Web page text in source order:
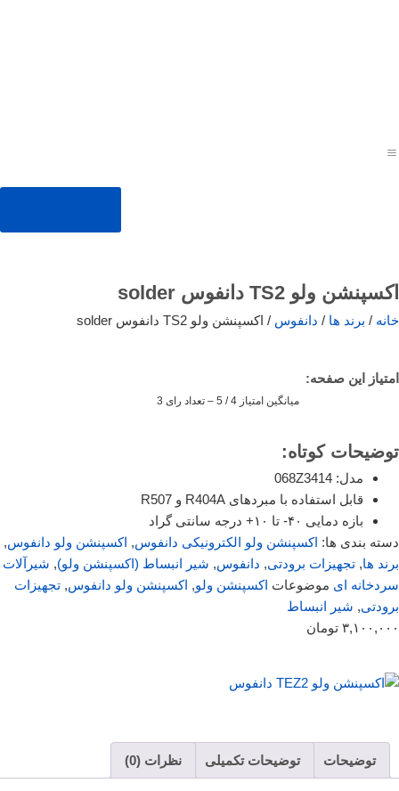
اکسپنشن ولو TS2 دانفوس solder
خانه / برند ها / دانفوس / اکسپنشن ولو TS2 دانفوس solder
امتیاز این صفحه:
میانگین امتیاز 4 / 5 – تعداد رای 3
توضیحات کوتاه:
مدل: 068Z3414
قابل استفاده با مبردهای R404A و R507
بازه دمایی ۴۰- تا ۱۰+ درجه سانتی گراد
دسته بندی ها: اکسپنشن ولو الکترونیکی دانفوس, اکسپنشن ولو دانفوس,
برند ها, تجهیزات برودتی, دانفوس, شیر انبساط (اکسپنشن ولو), شیرآلات
سردخانه ای موضوعات اکسپنشن ولو, اکسپنشن ولو دانفوس, تجهیزات
برودتی, شیر انبساط
۳,۱۰۰,۰۰۰ تومان
توضیحات توضیحات تکمیلی نظرات (0)